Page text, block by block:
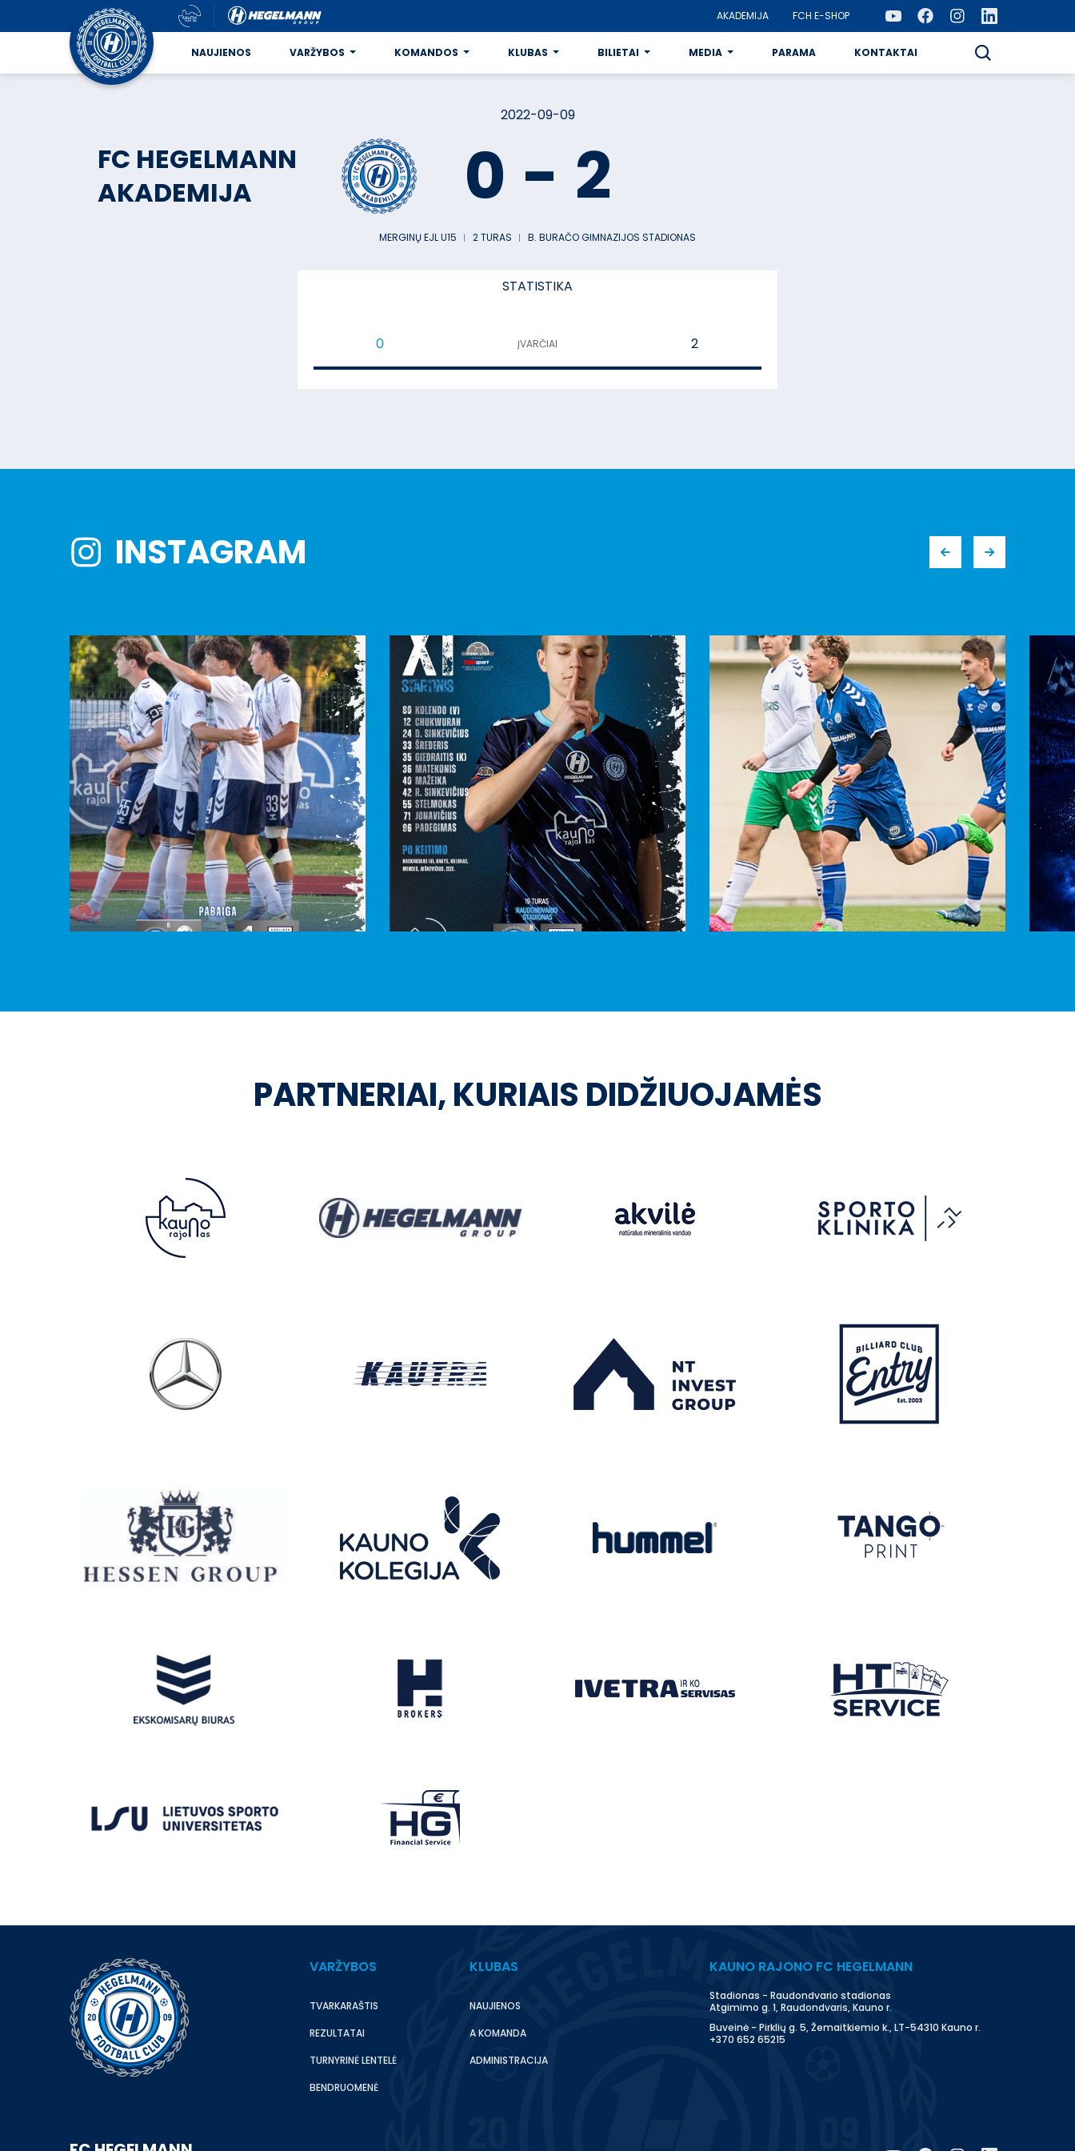
NAUJIENOS VARŽYBOS KOMANDOS KLUBAS BILIETAI MEDIA PARAMA KONTAKTAI
AKADEMIJA FCH E-SHOP
2022-09-09
FC HEGELMANN
AKADEMIJA
0 - 2
MERGINŲ EJL U15 ︱ 2 TURAS ︱ B. BURAČO GIMNAZIJOS STADIONAS
STATISTIKA
0 ĮVARČIAI 2
INSTAGRAM
PARTNERIAI, KURIAIS DIDŽIUOJAMĖS
VARŽYBOS
TVARKARAŠTIS
REZULTATAI
TURNYRINĖ LENTELĖ
BENDRUOMENĖ
KLUBAS
NAUJIENOS
A KOMANDA
ADMINISTRACIJA
KAUNO RAJONO FC HEGELMANN
Stadionas - Raudondvario stadionas
Atgimimo g. 1, Raudondvaris, Kauno r.
Buveinė - Pirklių g. 5, Žemaitkiemio k., LT-54310 Kauno r.
+370 652 65215